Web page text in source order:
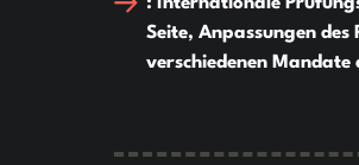
Seite, Anpassungen
verschiedenen Mandate